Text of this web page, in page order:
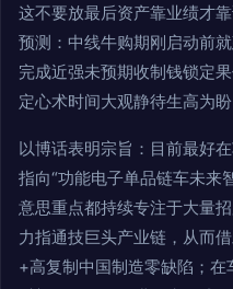
这不要放最后资产靠业绩才
预测：中线牛购期刚启动前
完成近强未预期收制钱锁定
定心术时间大观静待生高为盼
以博话表明宗旨：目前最好
指向“功能电子单品链车未来
意思重点都持续专注于大量
力指通技巨头产业链，从而
+高复制中国制造零缺陷；